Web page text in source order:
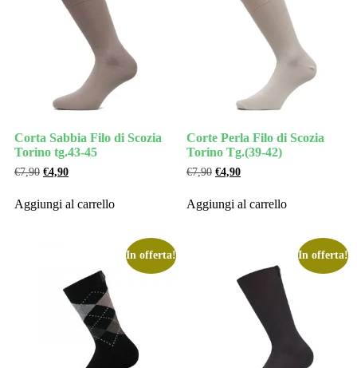
Corta Sabbia Filo di Scozia
Torino tg.43-45
€7,90 €4,90
Aggiungi al carrello
Corte Perla Filo di Scozia
Torino Tg.(39-42)
€7,90 €4,90
Aggiungi al carrello
In offerta! In offerta!